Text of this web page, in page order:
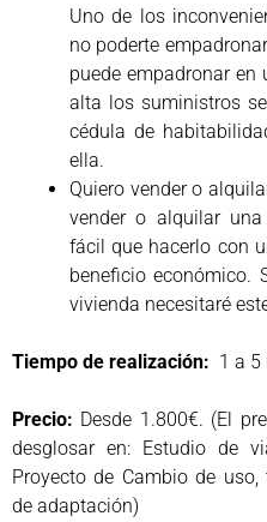
Uno de los
no poderte
puede empadronar
alta los suministros
cédula de
ella.
Quiero vender o
vender o alquilar
fácil que hacerlo con
beneficio económico.
vivienda necesitaré
Tiempo de realización: 1 a 5
Precio: Desde 1.800€. (El
desglosar en: Estudio de
Proyecto de Cambio de
de adaptación)